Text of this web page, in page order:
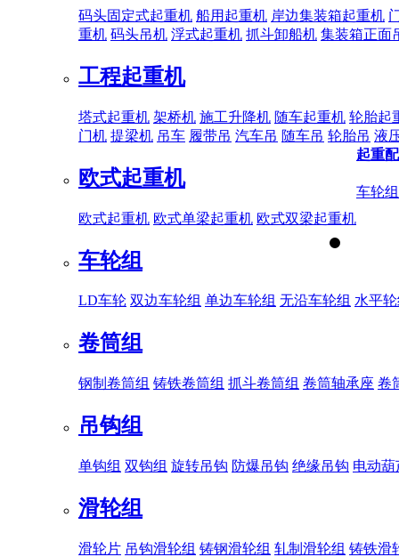
码头固定式起重机 船用起重机 岸边集装箱起重机
重机 码头吊机 浮式起重机 抓斗卸船机 集装箱正面
工程起重机
塔式起重机 架桥机 施工升降机 随车起重机 轮胎起
门机 提梁机 吊车 履带吊 汽车吊 随车吊 轮胎吊 液
欧式起重机
欧式起重机 欧式单梁起重机 欧式双梁起重机
起重
车轮组
车轮组
LD车轮 双边车轮组 单边车轮组 无沿车轮组 水平
卷筒组
钢制卷筒组 铸铁卷筒组 抓斗卷筒组 卷筒轴承座 卷
吊钩组
单钩组 双钩组 旋转吊钩 防爆吊钩 绝缘吊钩 电动
滑轮组
滑轮片 吊钩滑轮组 铸钢滑轮组 轧制滑轮组 铸铁滑